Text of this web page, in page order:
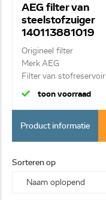
AEG filter van
steelstofzuiger
140113881019
Origineel filter
Merk AEG
Filter van stofreservoir
toon voorraad
Product informatie
Sorteren op